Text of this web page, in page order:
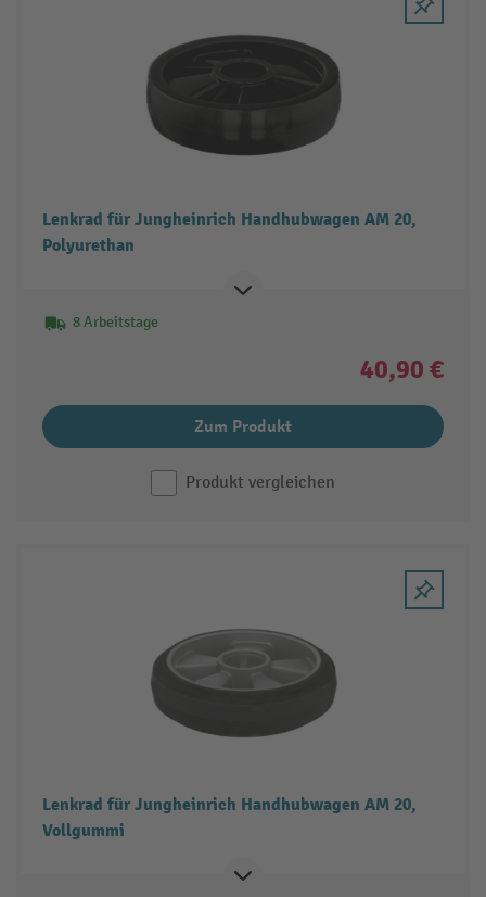
Lenkrad für Jungheinrich Handhubwagen AM 20,
Polyurethan
8 Arbeitstage
40,90 €
Zum Produkt
Produkt vergleichen
Lenkrad für Jungheinrich Handhubwagen AM 20,
Vollgummi